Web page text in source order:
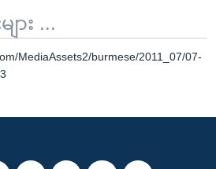
း ...
MediaAssets2/burmese/2011_07/07-